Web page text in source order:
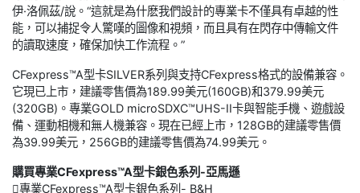
伊·洛佩茲/說。“這就是為什麽我們設計的專業卡不僅具有卓越的性
能，可以捕捉令人驚嘆的圖像和視頻，而且具有在閃存中傳輸文件
的讀取速度，確保加快工作流程。”
CFexpress™A型卡SILVER系列與支持CFexpress格式的設備兼容。
它現已上市，建議零售價為189.99美元(160GB)和379.99美元
(320GB)。專業GOLD microSDXC™UHS-II卡與智能手機、遊戲設
備、運動相機和無人機兼容。現在已經上市，128GB的建議零售價
為39.99美元，256GB的建議零售價為74.99美元。
購買專業CFexpress™A型卡銀色系列-亞馬遜
專業CFexpress™A型卡銀色系列- B&H